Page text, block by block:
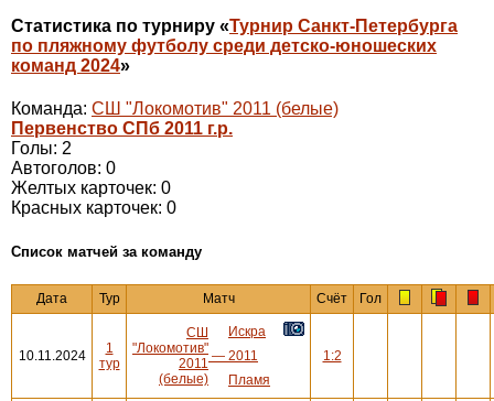
Статистика по турниру «Турнир Санкт-Петербурга
по пляжному футболу среди детско-юношеских
команд 2024»
Команда: СШ "Локомотив" 2011 (белые)
Первенство СПб 2011 г.р.
Голы: 2
Автоголов: 0
Желтых карточек: 0
Красных карточек: 0
Cписок матчей за команду
Дата Тур Матч Счёт Гол
10.11.2024
1
тур
СШ
"Локомотив"
2011
(белые)
—
Искра
2011
Пламя
1:2